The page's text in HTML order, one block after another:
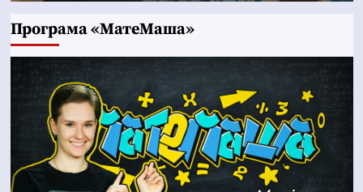
Програма «МатеМаша»